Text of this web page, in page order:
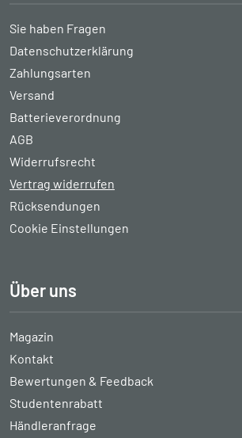
Sie haben Fragen
Datenschutzerklärung
Zahlungsarten
Versand
Batterieverordnung
AGB
Widerrufsrecht
Vertrag widerrufen
Rücksendungen
Cookie Einstellungen
Über uns
Magazin
Kontakt
Bewertungen & Feedback
Studentenrabatt
Händleranfrage